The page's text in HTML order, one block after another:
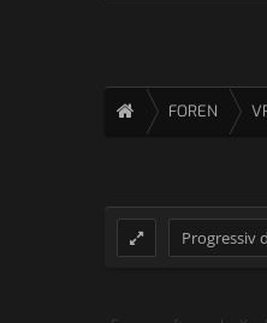
FOREN
Progressiv